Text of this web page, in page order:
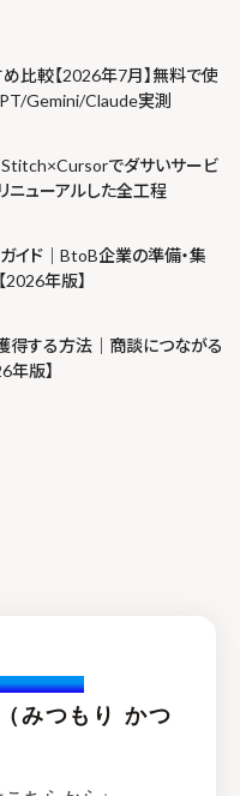
比較【2026年7月】無料で使
Gemini/Claude実測
Stitch×Cursorでダサいサービ
ニューアルした全工程
イド｜BtoB企業の準備・集
年版】
得する方法｜商談につながる
年版】
みつもり かつ